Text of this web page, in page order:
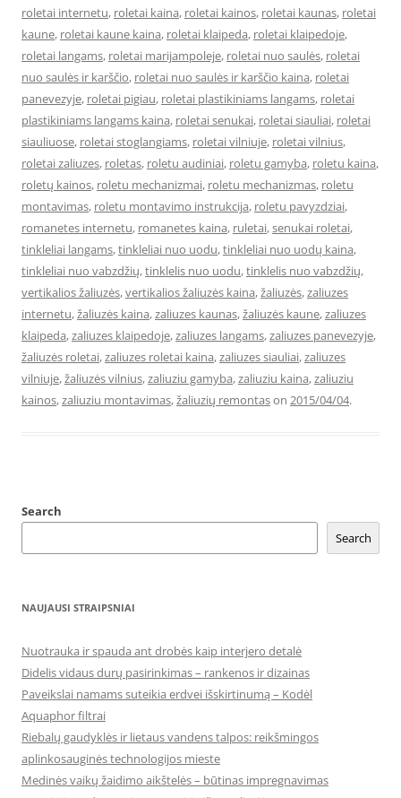
roletai internetu, roletai kaina, roletai kainos, roletai kaunas, roletai
kaune, roletai kaune kaina, roletai klaipeda, roletai klaipedoje,
roletai langams, roletai marijampoleje, roletai nuo saulės, roletai
nuo saulės ir karščio, roletai nuo saulės ir karščio kaina, roletai
panevezyje, roletai pigiau, roletai plastikiniams langams, roletai
plastikiniams langams kaina, roletai senukai, roletai siauliai, roletai
siauliuose, roletai stoglangiams, roletai vilniuje, roletai vilnius,
roletai zaliuzes, roletas, roletu audiniai, roletu gamyba, roletu kaina,
roletų kainos, roletu mechanizmai, roletu mechanizmas, roletu
montavimas, roletu montavimo instrukcija, roletu pavyzdziai,
romanetes internetu, romanetes kaina, ruletai,senukai roletai,
tinkleliai langams,tinkleliai nuo uodu,tinkleliai nuo uodų kaina,
tinkleliai nuo vabzdžių,tinklelis nuo uodu,tinklelis nuo vabzdžių,
vertikalios žaliuzės,vertikalios žaliuzės kaina,žaliuzės,zaliuzes
internetu,žaliuzės kaina,zaliuzes kaunas,žaliuzės kaune,zaliuzes
klaipeda,zaliuzes klaipedoje,zaliuzes langams,zaliuzes panevezyje,
žaliuzės roletai,zaliuzes roletai kaina,zaliuzes siauliai,zaliuzes
vilniuje,žaliuzės vilnius,zaliuziu gamyba,zaliuziu kaina,zaliuziu
kainos,zaliuziu montavimas,žaliuzių remontason 2015/04/04.
Search
Search
NAUJAUSI STRAIPSNIAI
Nuotrauka ir spauda ant drobės kaip interjero detalė
Didelis vidaus durų pasirinkimas – rankenos ir dizainas
Paveikslai namams suteikia erdvei išskirtinumą – Kodėl
Aquaphor filtrai
Riebalų gaudyklės ir lietaus vandens talpos: reikšmingos
aplinkosauginės technologijos mieste
Medinės vaikų žaidimo aikštelės – būtinas impregnavimas